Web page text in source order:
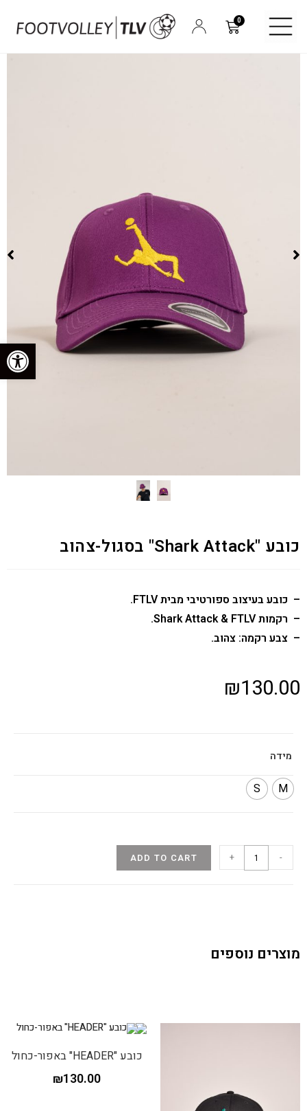
פתח סרגל נגישות
כובע "Shark Attack" בסגול-צהוב
– כובע בעיצוב ספורטיבי מבית FTLV.
– רקמות Shark Attack & FTLV.
– צבע רקמה: צהוב.
₪130.00
מידה
M
S
-
+
ADD TO CART
מוצרים נוספים
כובע "HEADER" באפור-כחול
₪130.00